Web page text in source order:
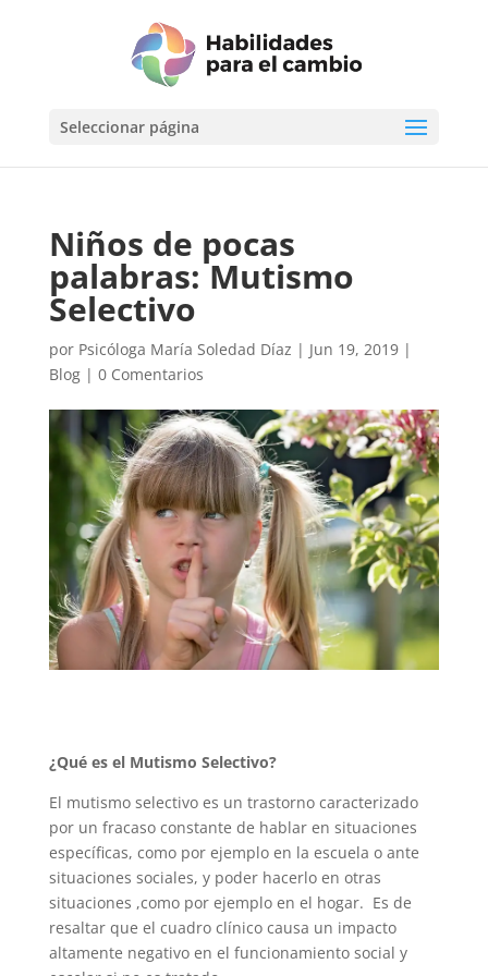
Seleccionar página
Niños de pocas
palabras: Mutismo
Selectivo
por Psicóloga María Soledad Díaz | Jun 19, 2019|
Blog| 0 Comentarios
¿Qué es el Mutismo Selectivo?
El mutismo selectivo es un trastorno caracterizado
por un fracaso constante de hablar en situaciones
específicas, como por ejemplo en la escuela o ante
situaciones sociales, y poder hacerlo en otras
situaciones ,como por ejemplo en el hogar. Es de
resaltar que el cuadro clínico causa un impacto
altamente negativo en el funcionamiento social y